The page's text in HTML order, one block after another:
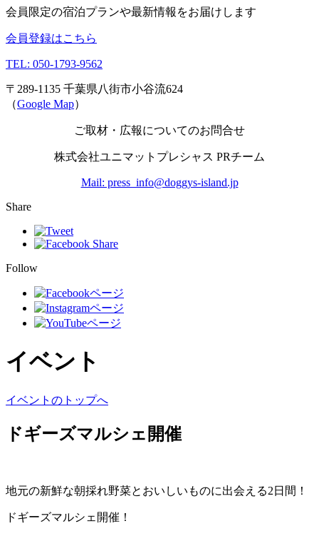
会員限定の宿泊プランや最新情報をお届けします
会員登録はこちら
TEL: 050-1793-9562
〒289-1135 千葉県八街市小谷流624
（Google Map）
ご取材・広報についてのお問合せ
株式会社ユニマットプレシャス PRチーム
Mail: press_info@doggys-island.jp
Share
Follow
イベント
イベントのトップへ
ドギーズマルシェ開催
地元の新鮮な朝採れ野菜とおいしいものに出会える2日間！
ドギーズマルシェ開催！